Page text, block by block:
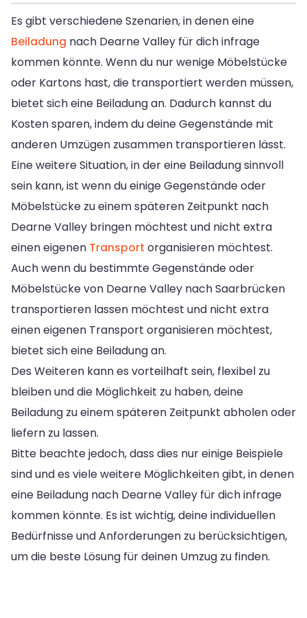
Es gibt verschiedene Szenarien, in denen eine
Beiladung nach Dearne Valley für dich infrage
kommen könnte. Wenn du nur wenige Möbelstücke
oder Kartons hast, die transportiert werden müssen,
bietet sich eine Beiladung an. Dadurch kannst du
Kosten sparen, indem du deine Gegenstände mit
anderen Umzügen zusammen transportieren lässt.
Eine weitere Situation, in der eine Beiladung sinnvoll
sein kann, ist wenn du einige Gegenstände oder
Möbelstücke zu einem späteren Zeitpunkt nach
Dearne Valley bringen möchtest und nicht extra
einen eigenen Transport organisieren möchtest.
Auch wenn du bestimmte Gegenstände oder
Möbelstücke von Dearne Valley nach Saarbrücken
transportieren lassen möchtest und nicht extra
einen eigenen Transport organisieren möchtest,
bietet sich eine Beiladung an.
Des Weiteren kann es vorteilhaft sein, flexibel zu
bleiben und die Möglichkeit zu haben, deine
Beiladung zu einem späteren Zeitpunkt abholen oder
liefern zu lassen.
Bitte beachte jedoch, dass dies nur einige Beispiele
sind und es viele weitere Möglichkeiten gibt, in denen
eine Beiladung nach Dearne Valley für dich infrage
kommen könnte. Es ist wichtig, deine individuellen
Bedürfnisse und Anforderungen zu berücksichtigen,
um die beste Lösung für deinen Umzug zu finden.